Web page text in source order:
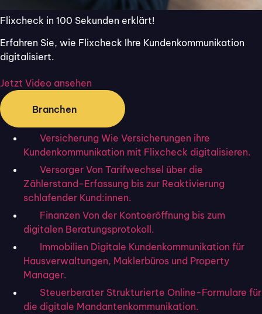
Flixcheck in 100 Sekunden erklärt!
Erfahren Sie, wie Flixcheck Ihre Kundenkommunikation
digitalisiert.
Jetzt Video ansehen
Branchen
Versicherung Wie Versicherungen ihre
Kundenkommunikation mit Flixcheck digitalisieren.
Versorger Von Tarifwechsel über die
Zählerstand-Erfassung bis zur Reaktivierung
schlafender Kund:innen.
Finanzen Von der Kontoeröffnung bis zum
digitalen Beratungsprotokoll.
Immobilien Digitale Kundenkommunikation für
Hausverwaltungen, Maklerbüros und Property
Manager.
Steuerberater Strukturierte Online-Formulare für
die digitale Mandantenkommunikation.
eine Laufzeit von zwei Jahren, danken.
Laufzeit von zwei Jahren - bzw. bei vorzeitiger
Vertragsbeendigung durch den geworbenen
Kunden maximal bis zum Ende seiner
Vertragslaufzeit - als Provision auf ein von Ihnen
angegebenes Konto aus.
Vorab erhalten Sie von uns eine
Provisionsabrechnung per E-Mail.
Zusätzliche Umsätze, wie z.B. SMS Versand über
100 Stk. oder Produktbuchungen aus unserem
Flixcheck-Shop, sind von der Provision
Eine Auszahlung der Beträge findet immer gemäß
Zahlungsintervall (monatlich/jährlich) des Kunden
statt.
Für die Zukunft planen wir, Ihnen die Möglichkeit
individuell zu bestimmen.